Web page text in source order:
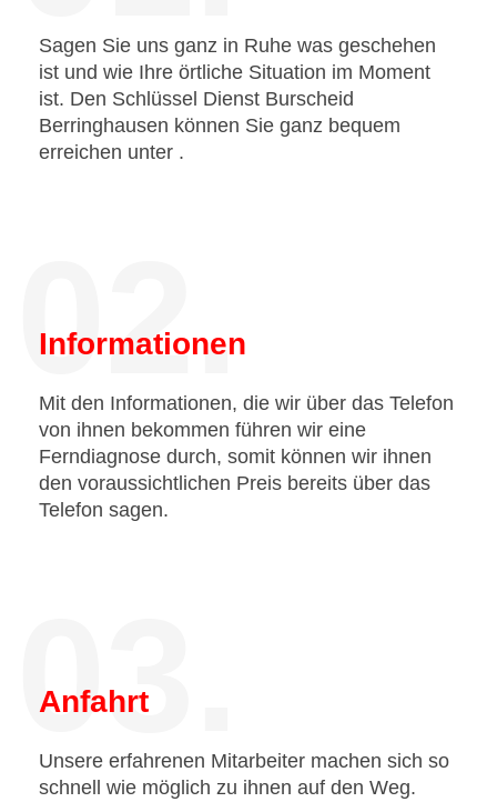
Sagen Sie uns ganz in Ruhe was geschehen
ist und wie Ihre örtliche Situation im Moment
ist. Den Schlüssel Dienst Burscheid
Berringhausen können Sie ganz bequem
erreichen unter .
02.
Informationen
Mit den Informationen, die wir über das Telefon
von ihnen bekommen führen wir eine
Ferndiagnose durch, somit können wir ihnen
den voraussichtlichen Preis bereits über das
Telefon sagen.
03.
Anfahrt
Unsere erfahrenen Mitarbeiter machen sich so
schnell wie möglich zu ihnen auf den Weg.